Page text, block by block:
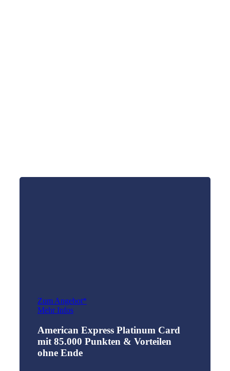
Zum Angebot*
Mehr Infos
American Express Platinum Card
mit 85.000 Punkten & Vorteilen
ohne Ende